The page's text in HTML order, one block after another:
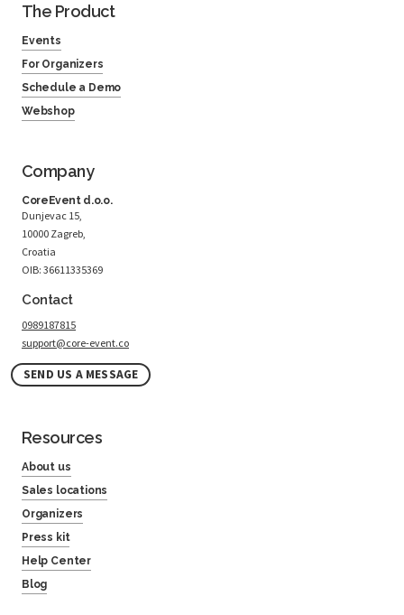
The Product
Events
For Organizers
Schedule a Demo
Webshop
Company
CoreEvent d.o.o.
Dunjevac 15,
10000 Zagreb,
Croatia
OIB: 36611335369
Contact
0989187815
support@core-event.co
SEND US A MESSAGE
Resources
About us
Sales locations
Organizers
Press kit
Help Center
Blog